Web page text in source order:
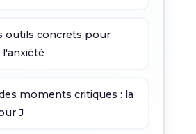
outils concrets pour
moments critiques : la
J